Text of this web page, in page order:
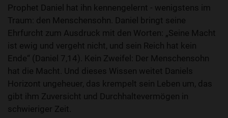
Prophet Daniel hat ihn kennengelernt - wenigstens im
Traum: den Menschensohn. Daniel bringt seine
Ehrfurcht zum Ausdruck mit den Worten: „Seine Macht
ist ewig und vergeht nicht, und sein Reich hat kein
Ende“ (Daniel 7,14). Kein Zweifel: Der Menschensohn
hat die Macht. Und dieses Wissen weitet Daniels
Horizont ungeheuer, das krempelt sein Leben um, das
gibt ihm Zuversicht und Durchhaltevermögen in
schwieriger Zeit.